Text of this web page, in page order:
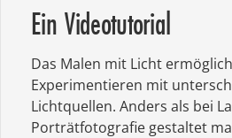
Ein Videotutorial
Das Malen mit Licht
Experimentieren mit
Lichtquellen. Anders als bei
Porträtfotografie gestaltet